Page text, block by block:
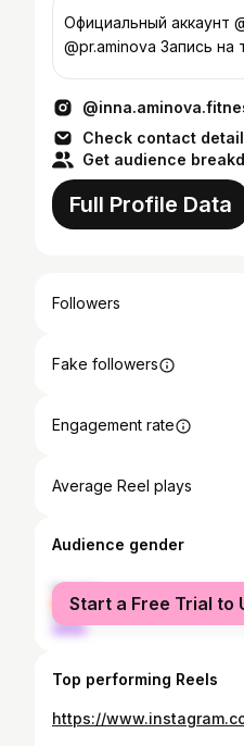
Официальный аккаунт @aminova.inna.555 PR
@pr.aminova
Check contact
Get audience
Full Profile Data
Followers
Fake followers
Engagement rate
Average Reel plays
Audience gender
female
male
Start a Free Trial to
Top performing Reels
https://